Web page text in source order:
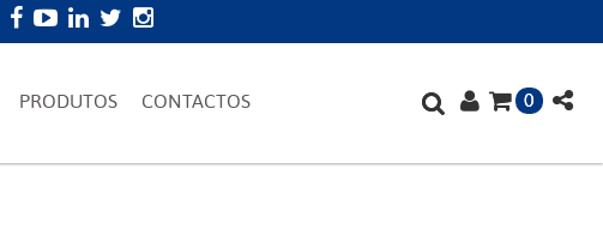
PRODUTOS CONTACTOS 0